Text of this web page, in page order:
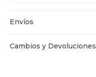
Envíos
Cambios y Devoluciones